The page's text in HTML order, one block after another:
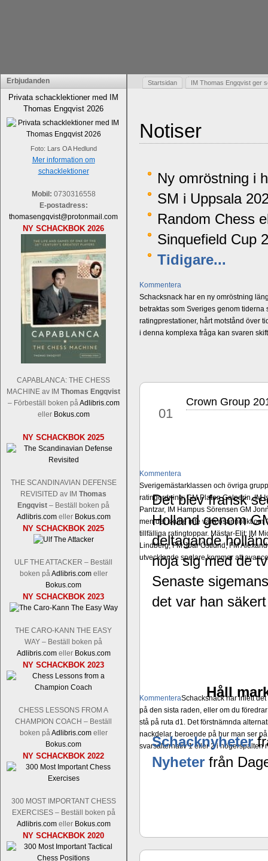
Erbjudanden
Privata schacklektioner med IM
Thomas Engqvist 2026
Foto: Lars OA Hedlund
Mer information om
schacklektioner
Mobil: 0730316558
E-postadress:
thomasengqvist@protonmail.com
NY SCHACKBOK 2026
CAPABLANCA: THE CHESS
MACHINE av IM Thomas Engqvist
– Förbeställ boken påAdlibris.com
eller Bokus.com
NY SCHACKBOK 2025
THE SCANDINAVIAN DEFENSE
REVISITED av IM Thomas
Engqvist – Beställ boken på
Adlibris.comeller Bokus.com
NY SCHACKBOK 2025
ULF THE ATTACKER – Beställ
boken påAdlibris.comeller
Bokus.com
NY SCHACKBOK 2023
THE CARO-KANN THE EASY
WAY – Beställ boken på
Adlibris.comeller Bokus.com
NY SCHACKBOK 2023
CHESS LESSONS FROM A
CHAMPION COACH – Beställ
boken påAdlibris.comeller
Bokus.com
NY SCHACKBOK 2022
300 MOST IMPORTANT CHESS
EXERCISES – Beställ boken på
Adlibris.comeller Bokus.com
NY SCHACKBOK 2020
Startsidan IM Thomas Engqvist ger
Notiser
Ny omröstning i
SM i Uppsala
Random Chess
Sinquefield Cup
Tidigare...
Kommentera
Schacksnack har en ny omröstning
betraktas som Sveriges genom
ratingprestationer, hårt motstånd över
i denna komplexa fråga kan svaren
Kommentera
Sverigemästarklassen och övriga
ratingordning: GM Platon Galperin, IM
Pantzar, IM Hampus Sörensen GM
men det skulle inte vara osannolikt om
tillfälliga ratingtoppar. Mästar-Elit: IM
Lindberg, FM Joar Östlund, FM
utvecklande spelare kommer att
KommenteraSchacksnack har inlett
på den sista raden, eller om du
stå på ruta d1. Det förstnämnda
nackdelar, beroende på hur man ser
svarsalternativ 1 eller 2 i högerspalten
01
Crown Group
Det blev fransk
Holland genom
deltagande
nöja sig med de
Senaste
det var han
Håll
Schacknyheter
Nyheter från